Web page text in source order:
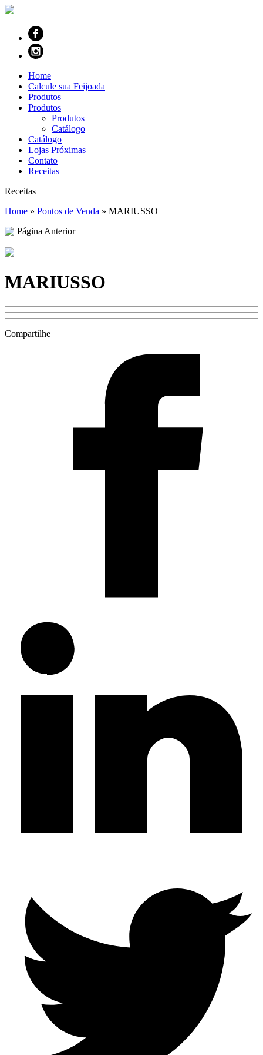
Home
Calcule sua Feijoada
Produtos
Produtos
Produtos
Catálogo
Catálogo
Lojas Próximas
Contato
Receitas
Receitas
Home » Pontos de Venda » MARIUSSO
Página Anterior
MARIUSSO
Compartilhe